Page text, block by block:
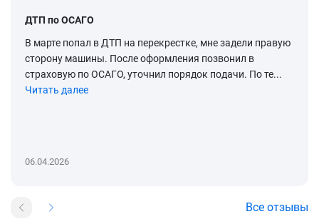
ДТП по ОСАГО
В марте попал в ДТП на перекрестке, мне задели правую
сторону машины. После оформления позвонил в
страховую по ОСАГО, уточнил порядок подачи. По те...
Читать далее
06.04.2026
Все отзывы